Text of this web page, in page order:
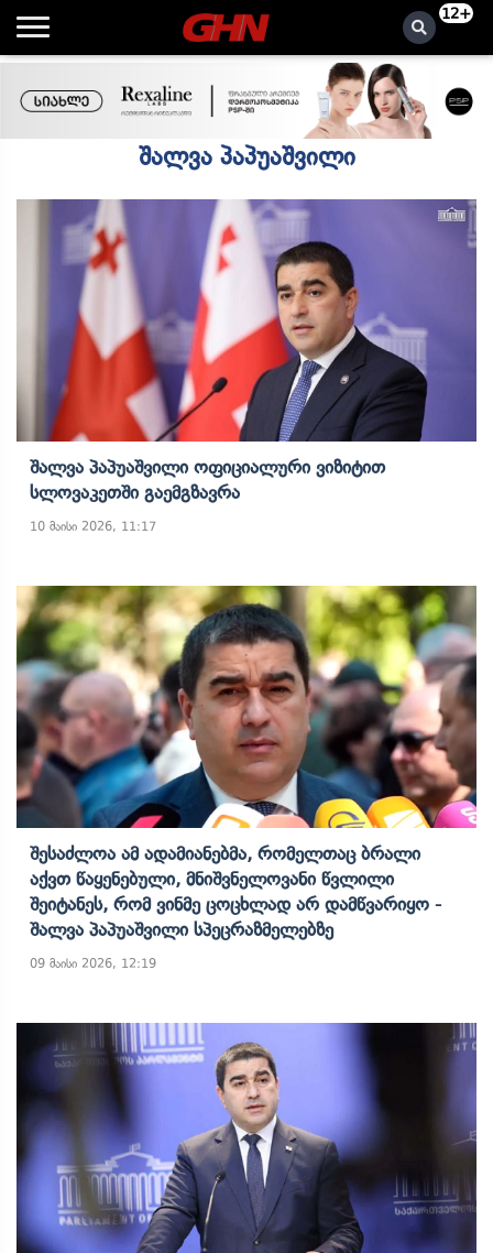
12+
შალვა პაპუაშვილი
Შალვა Პაპუაშვილი Ოფიციალური Ვიზიტით
Სლოვაკეთში Გაემგზავრა
10 მაისი 2026, 11:17
Შესაძლოა Ამ Ადამიანებმა, Რომელთაც Ბრალი
Აქვთ Წაყენებული, Მნიშვნელოვანი Წვლილი
Შეიტანეს, Რომ Ვინმე Ცოცხლად Არ Დამწვარიყო -
Შალვა Პაპუაშვილი Სპეცრაზმელებზე
09 მაისი 2026, 12:19